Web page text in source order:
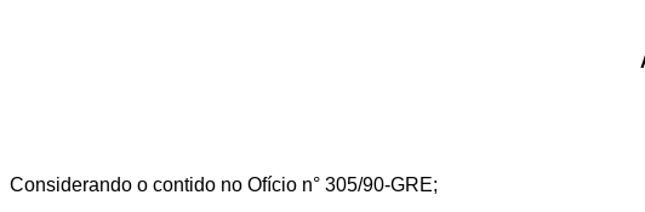
Considerando o contido no Ofício n° 305/90-GRE;